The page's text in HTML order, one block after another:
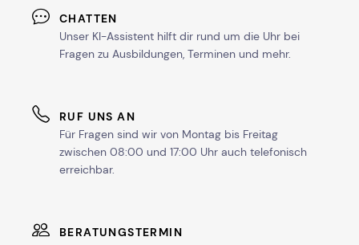
CHATTEN
Unser KI-Assistent hilft dir rund um die Uhr bei
Fragen zu Ausbildungen, Terminen und mehr.
RUF UNS AN
Für Fragen sind wir von Montag bis Freitag
zwischen 08:00 und 17:00 Uhr auch telefonisch
erreichbar.
BERATUNGSTERMIN